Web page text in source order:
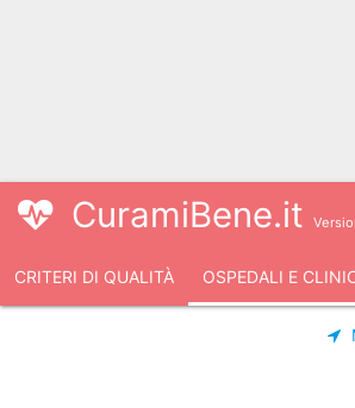
CuramiBene.it
CRITERI DI QUALITÀ OSPEDALI E